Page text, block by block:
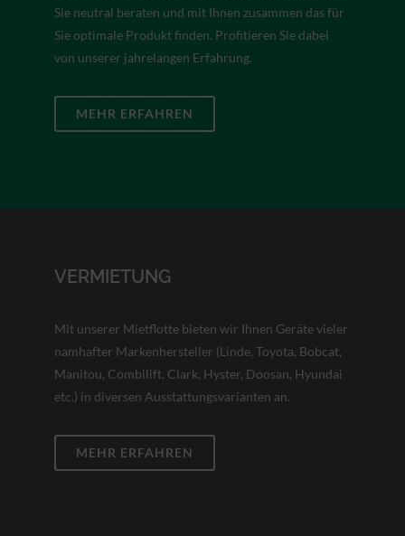
Sie neutral beraten und mit Ihnen zusammen das für
Sie optimale Produkt finden. Profitieren Sie dabei
von unserer jahrelangen Erfahrung.
MEHR ERFAHREN
VERMIETUNG
Mit unserer Mietflotte bieten wir Ihnen Geräte vieler
namhafter Markenhersteller (Linde, Toyota, Bobcat,
Manitou, Combilift, Clark, Hyster, Doosan, Hyundai
etc.) in diversen Ausstattungsvarianten an.
MEHR ERFAHREN